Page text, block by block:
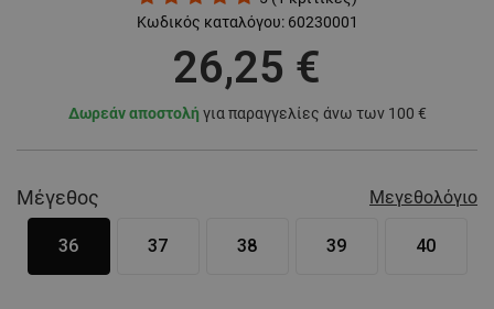
Κωδικός καταλόγου: 60230001
26,25 €
Δωρεάν αποστολή για παραγγελίες άνω των 100 €
Μέγεθος Μεγεθολόγιο
36 37 38 39 40